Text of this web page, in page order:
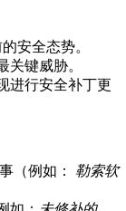
安全态势。
关键威胁。
进行安全补丁更
（例如： 勒索软